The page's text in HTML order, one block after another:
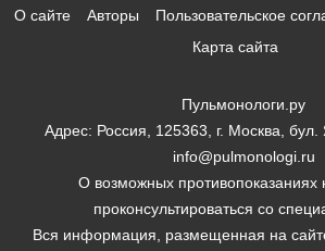
О сайте
Авторы Пользовательское
Карта сайта
Пульмонологи.ру
Адрес: Россия, 125363, г. Москва,
info@pulmonologi.ru
О возможных противопоказаниях
проконсультироваться со
Вся информация, размещенная на